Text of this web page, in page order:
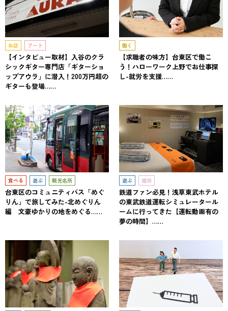
お店 アート
【インタビュー取材】入谷のクラ
シックギター専門店「ギターショ
ップアウラ」に潜入！200万円超の
ギターも登場……
働く
【求職者の味方】台東区で働こ
う！ハローワーク上野でお仕事探
し-就労を支援……
食べる 遊ぶ 観光名所
台東区のコミュニティバス「めぐ
りん」で旅してみた-北めぐりん
編 文豪ゆかりの地をめぐる……
遊ぶ 宿泊
鉄道ファン必見！浅草東武ホテル
の東武鉄道運転シミュレータール
ームに行ってきた【運転動画有の
夢の時間】……